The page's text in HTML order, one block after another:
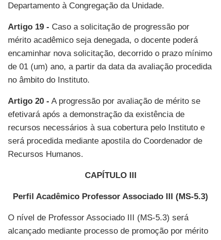
Departamento à Congregação da Unidade.
Artigo 19 - Caso a solicitação de progressão por
mérito acadêmico seja denegada, o docente poderá
encaminhar nova solicitação, decorrido o prazo mínimo
de 01 (um) ano, a partir da data da avaliação procedida
no âmbito do Instituto.
Artigo 20 - A progressão por avaliação de mérito se
efetivará após a demonstração da existência de
recursos necessários à sua cobertura pelo Instituto e
será procedida mediante apostila do Coordenador de
Recursos Humanos.
CAPÍTULO III
Perfil Acadêmico Professor Associado III (MS-5.3)
O nível de Professor Associado III (MS-5.3) será
alcançado mediante processo de promoção por mérito